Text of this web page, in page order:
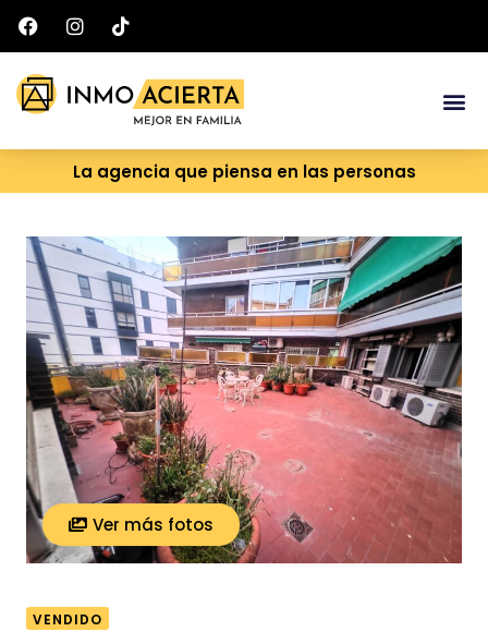
contenido
La agencia que piensa en las personas
Ver más fotos
VENDIDO